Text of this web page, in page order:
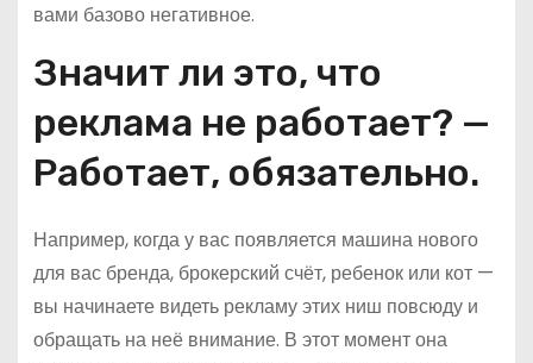
вами базово негативное.
Значит ли это, что
реклама не работает? —
Работает, обязательно.
Например, когда у вас появляется машина нового
для вас бренда, брокерский счёт, ребенок или кот —
вы начинаете видеть рекламу этих ниш повсюду и
обращать на неё внимание. В этот момент она